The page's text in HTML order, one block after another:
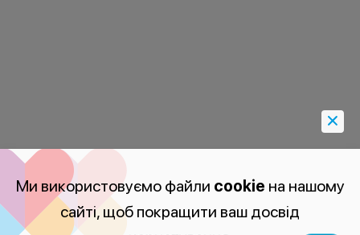
Ми використовуємо файли cookie на нашому
сайті, щоб покращити ваш досвід